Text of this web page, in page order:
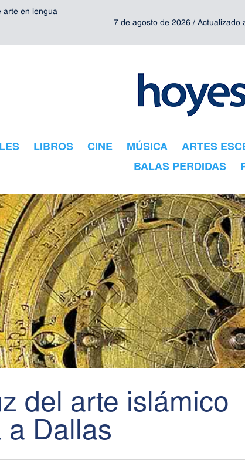
arte en lengua
7 de agosto de 2026 / Actualizado
LIBROS CINE MÚSICA ARTES
BALAS PERDIDAS
del arte islámico
a Dallas